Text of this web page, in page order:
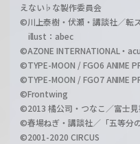
えない♭な製作委員会
©川上泰樹・伏瀬・講談社／転
illust：abec
©AZONE INTERNATIONAL・
©TYPE-MOON / FGO6 ANIME
©TYPE-MOON / FGO7 ANIME
©Frontwing
©2013 橘公司・つなこ／富士
©春場ねぎ・講談社／「五等分
©2001-2020 CIRCUS